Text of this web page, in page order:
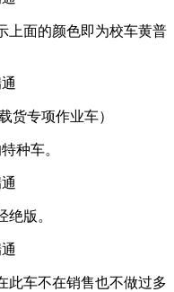
上面的颜色即为校车黄普
货专项作业车）
种车。
绝版。
此车不在销售也不做过多